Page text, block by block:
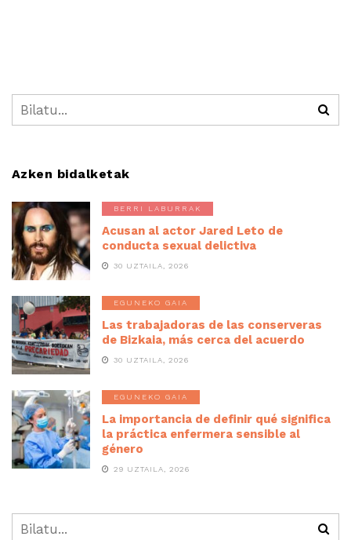
Azken bidalketak
BERRI LABURRAK
Acusan al actor Jared Leto de
conducta sexual delictiva
30 UZTAILA, 2026
EGUNEKO GAIA
Las trabajadoras de las conserveras
de Bizkaia, más cerca del acuerdo
30 UZTAILA, 2026
EGUNEKO GAIA
La importancia de definir qué significa
la práctica enfermera sensible al
género
29 UZTAILA, 2026